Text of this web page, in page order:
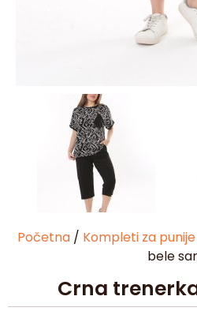
Početna/ Kompleti za
bele
Crna